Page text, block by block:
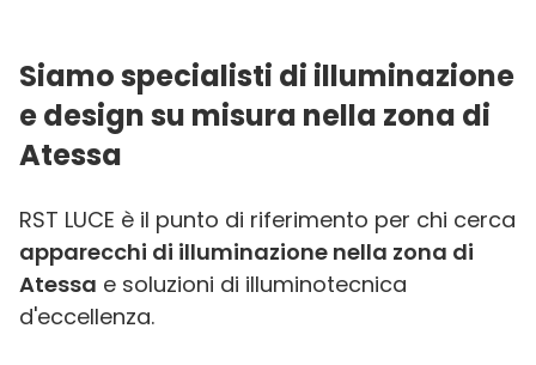
Siamo specialisti di illuminazione
e design su misura nella zona di
Atessa
RST LUCE è il punto di riferimento per chi cerca
apparecchi di illuminazione nella zona di
Atessa e soluzioni di illuminotecnica
d'eccellenza.